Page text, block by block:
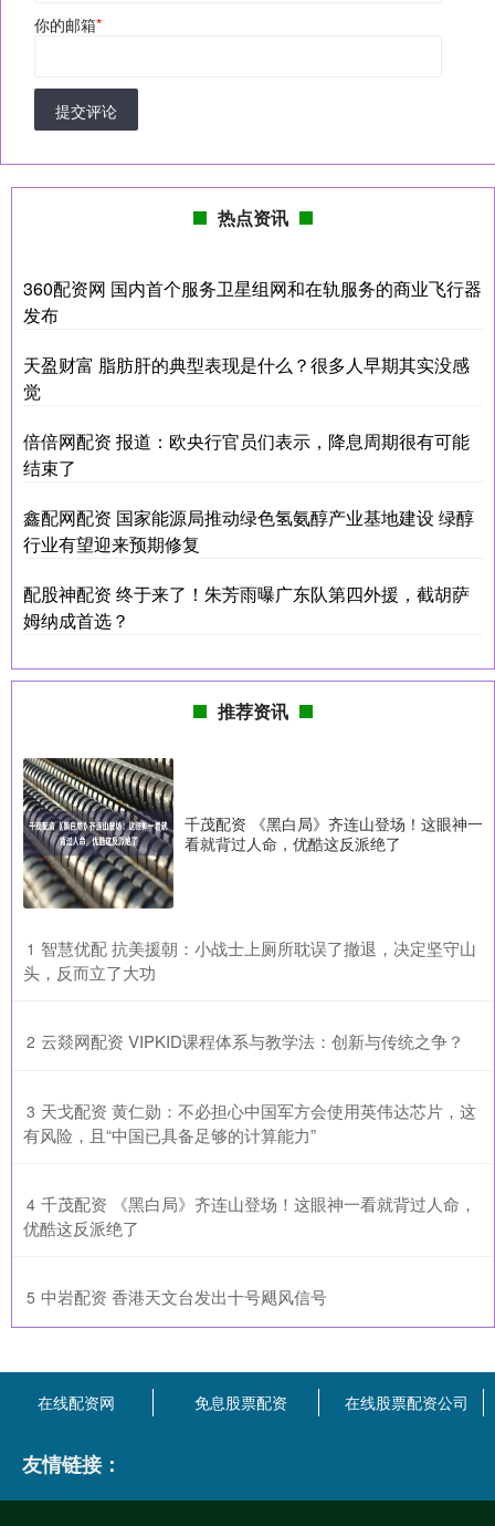
你的邮箱*
提交评论
热点资讯
360配资网 国内首个服务卫星组网和在轨服务的商业飞行器
发布
天盈财富 脂肪肝的典型表现是什么？很多人早期其实没感
觉
倍倍网配资 报道：欧央行官员们表示，降息周期很有可能
结束了
鑫配网配资 国家能源局推动绿色氢氨醇产业基地建设 绿醇
行业有望迎来预期修复
配股神配资 终于来了！朱芳雨曝广东队第四外援，截胡萨
姆纳成首选？
推荐资讯
千茂配资 《黑白局》齐连山登场！这眼神一
看就背过人命，优酷这反派绝了
1 ​智慧优配 抗美援朝：小战士上厕所耽误了撤退，决定坚守山
头，反而立了大功
2 ​云燚网配资 VIPKID课程体系与教学法：创新与传统之争？
3 ​天戈配资 黄仁勋：不必担心中国军方会使用英伟达芯片，这
有风险，且“中国已具备足够的计算能力”
4 ​千茂配资 《黑白局》齐连山登场！这眼神一看就背过人命，
优酷这反派绝了
5 ​中岩配资 香港天文台发出十号飓风信号
在线配资网 免息股票配资 在线股票配资公司
友情链接：